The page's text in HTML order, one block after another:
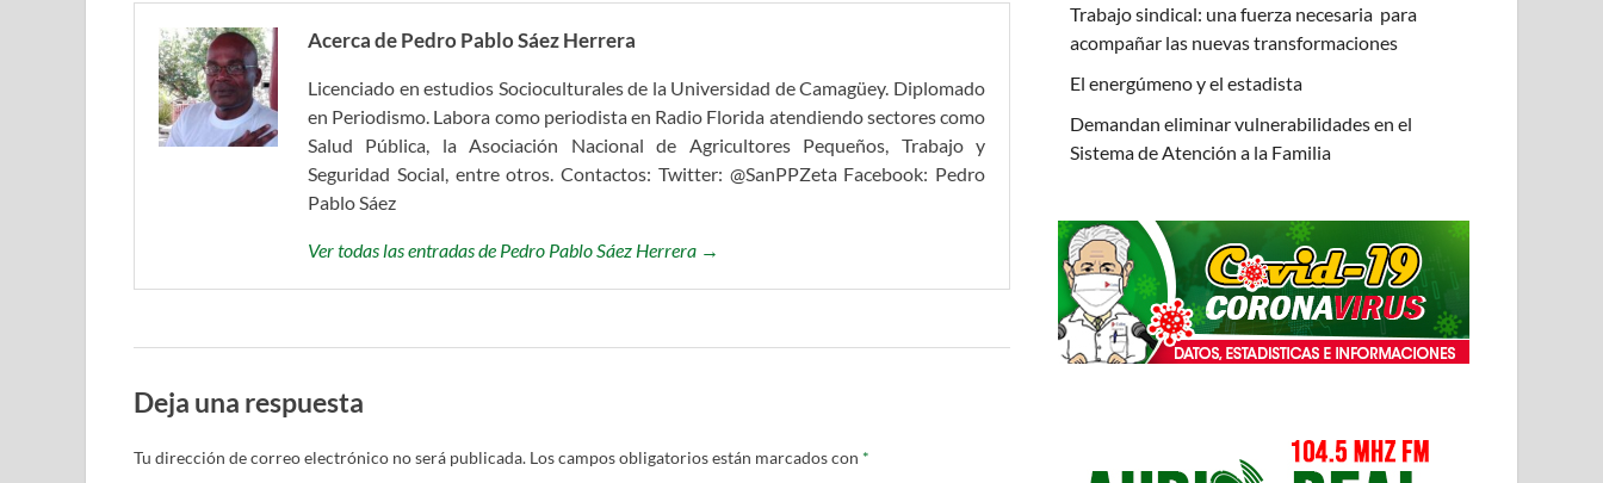
Acerca de Pedro Pablo Sáez Herrera
Licenciado en estudios Socioculturales de la Universidad de Camagüey. Diplomado
en Periodismo. Labora como periodista en Radio Florida atendiendo sectores como
Salud Pública, la Asociación Nacional de Agricultores Pequeños, Trabajo y
Seguridad Social, entre otros. Contactos: Twitter: @SanPPZeta Facebook: Pedro
Pablo Sáez
Ver todas las entradas de Pedro Pablo Sáez Herrera →
Deja una respuesta
Tu dirección de correo electrónico no será publicada. Los campos obligatorios están marcados con *
Trabajo sindical: una fuerza necesaria para
acompañar las nuevas transformaciones
El energúmeno y el estadista
Demandan eliminar vulnerabilidades en el
Sistema de Atención a la Familia